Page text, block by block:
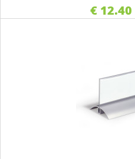
€ 12.40